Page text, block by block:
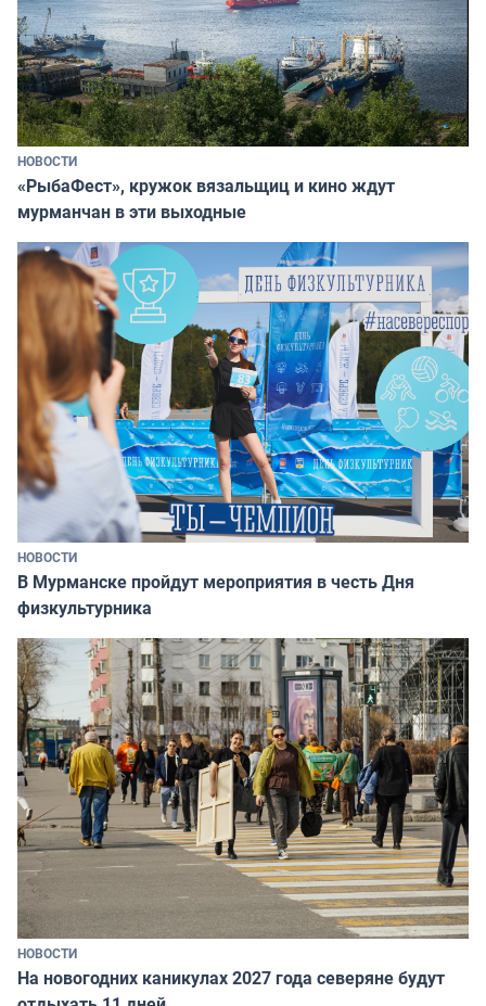
НОВОСТИ
«РыбаФест», кружок вязальщиц и кино ждут
мурманчан в эти выходные
НОВОСТИ
В Мурманске пройдут мероприятия в честь Дня
физкультурника
НОВОСТИ
На новогодних каникулах 2027 года северяне будут